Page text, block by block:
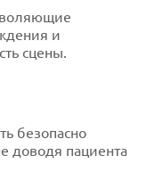
и
сцены.
безопасно
доводя пациента